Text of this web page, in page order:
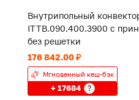
Внутрипольный
ITTB.090.400.3900 с
без решетки
176 842.00 ₽
Мгновенный кеш-бэк
+ 17684 ?